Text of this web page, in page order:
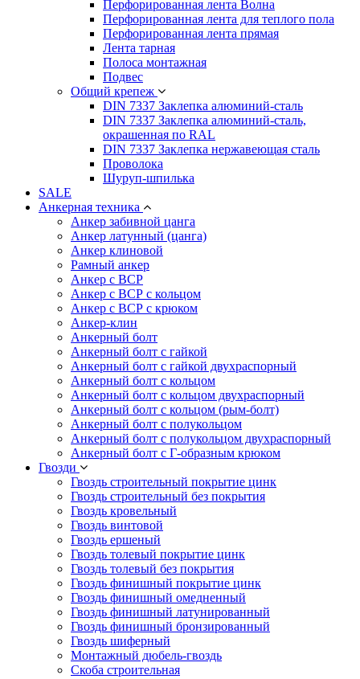
Перфорированная лента Волна
Перфорированная лента для теплого пола
Перфорированная лента прямая
Лента тарная
Полоса монтажная
Подвес
Общий крепеж
DIN 7337 Заклепка алюминий-сталь
DIN 7337 Заклепка алюминий-сталь,
окрашенная по RAL
DIN 7337 Заклепка нержавеющая сталь
Проволока
Шуруп-шпилька
SALE
Анкерная техника
Анкер забивной цанга
Анкер латунный (цанга)
Анкер клиновой
Рамный анкер
Анкер с ВСР
Анкер с ВСР с кольцом
Анкер с ВСР с крюком
Анкер-клин
Анкерный болт
Анкерный болт с гайкой
Анкерный болт с гайкой двухраспорный
Анкерный болт с кольцом
Анкерный болт с кольцом двухраспорный
Анкерный болт с кольцом (рым-болт)
Анкерный болт с полукольцом
Анкерный болт с полукольцом двухраспорный
Анкерный болт с Г-образным крюком
Гвозди
Гвоздь строительный покрытие цинк
Гвоздь строительный без покрытия
Гвоздь кровельный
Гвоздь винтовой
Гвоздь ершеный
Гвоздь толевый покрытие цинк
Гвоздь толевый без покрытия
Гвоздь финишный покрытие цинк
Гвоздь финишный омедненный
Гвоздь финишный латунированный
Гвоздь финишный бронзированный
Гвоздь шиферный
Монтажный дюбель-гвоздь
Скоба строительная